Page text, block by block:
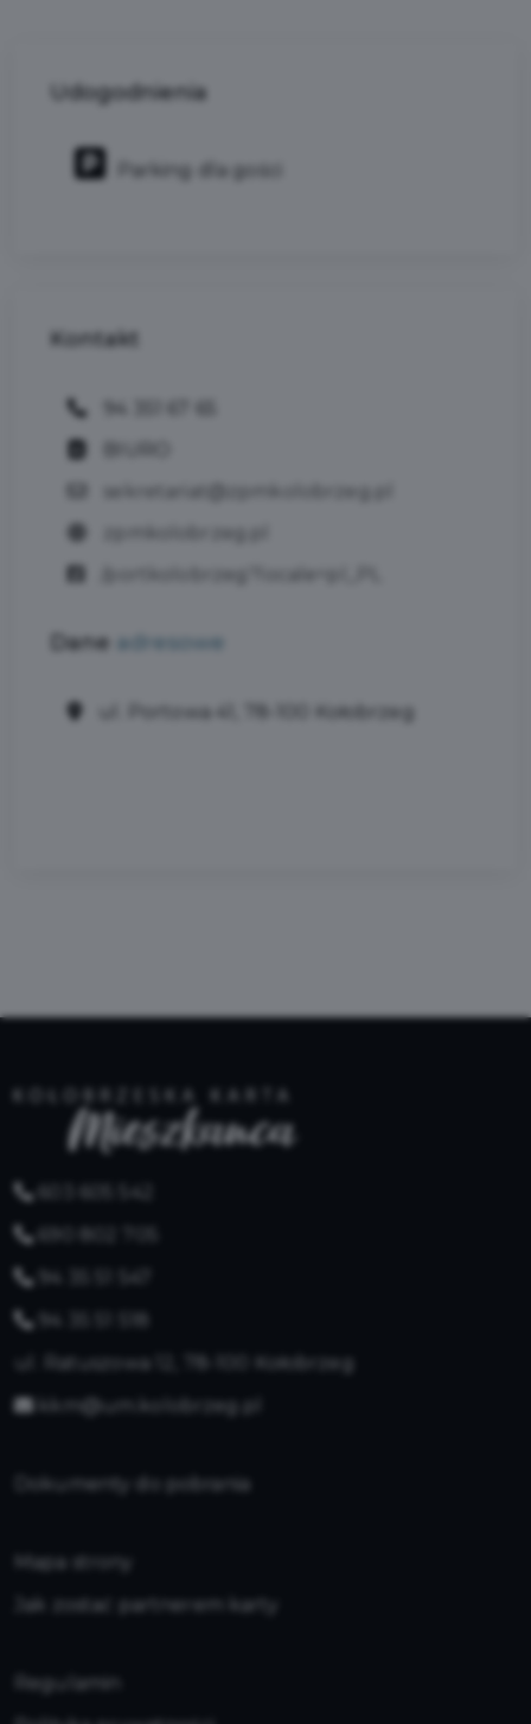
Udogodnienia
Parking dla gości
Kontakt
sekretariat@zpmkolobrzeg.pl
Dane adresowe
ul. Portowa 41, 78-100 Kołobrzeg
603 605 542
690 802 705
94 35 51 547
94 35 51 518
ul. Ratuszowa 12, 78-100 Kołobrzeg
kkm@um.kolobrzeg.pl
Dokumenty do pobrania
Mapa strony
Jak zostać partnerem karty
Regulamin